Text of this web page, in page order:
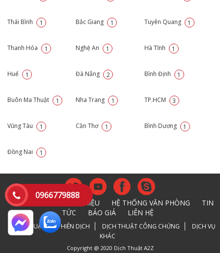
Thái Bình 1 Bắc Giang 1 Tuyên Quang 1
Thanh Hóa 1 Nghệ An 1 Hà Tĩnh 1
Huế 1 Đà Nẵng 2 Bình Định 1
Buôn Ma Thuật 1 Nha Trang 1 TP.HCM 3
Vũng Tàu 1 Cần Thơ 1 Bình Dương 1
Đồng Nai 1
TRANG CHỦ GIỚI THIỆU HỆ THỐNG VĂN PHÒNG
TIN
TỨC
BÁO GIÁ LIÊN HỆ
DỊCH THUẬT PHIÊN DỊCH DỊCH THUẬT CÔNG CHỨNG
DỊCH VỤ
KHÁC
Copyright @ 2020 Dịch Thuật A2Z
0966779888